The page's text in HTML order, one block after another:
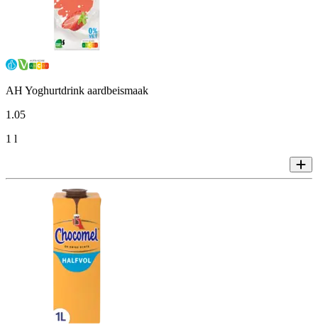
AH Yoghurtdrink aardbeismaak
1.05
1 l